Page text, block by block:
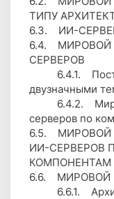
ТИПУ
6.3. ИИ-
6.4. МИРОВОЙ
СЕРВЕРОВ
6.4.1.
двузначными
6.4.2.
серверов по
6.5. МИРОВОЙ
ИИ-СЕРВЕРОВ
КОМПОНЕНТАМ
6.6. МИРОВОЙ
6.6.1.